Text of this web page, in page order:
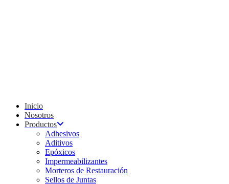
Inicio
Nosotros
Productos
Adhesivos
Aditivos
Epóxicos
Impermeabilizantes
Morteros de Restauración
Sellos de Juntas